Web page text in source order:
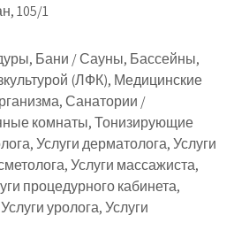
105/1
Бани / Сауны, Бассейны,
(ЛФК), Медицинские
Санатории /
комнаты, Тонизирующие
Услуги дерматолога, Услуги
Услуги массажиста,
процедурного кабинета,
уролога, Услуги